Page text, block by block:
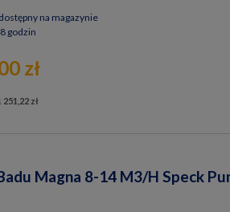
dostępny na magazynie
godzin
zł
251,22 zł
Magna 8-14 M3/H Speck